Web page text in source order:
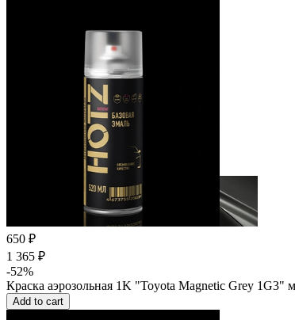
650 ₽
1 365 ₽
-52%
Краска аэрозольная 1K "Toyota Magnetic Grey 1G3"
Add to cart